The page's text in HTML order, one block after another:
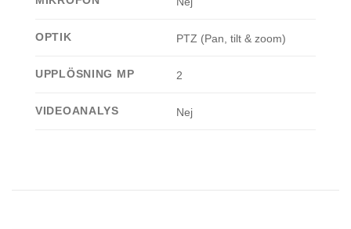
OPTIK PTZ (Pan, tilt & zoom)
UPPLÖSNING MP 2
VIDEOANALYS Nej